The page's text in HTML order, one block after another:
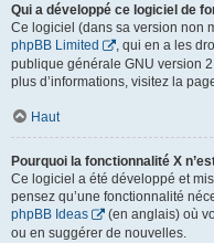
Qui a développé ce logiciel de
Ce logiciel (dans sa version non
phpBB Limited
, qui en a les
publique générale GNU version
plus d’informations, visitez la
Haut
Pourquoi la fonctionnalité X
Ce logiciel a été développé et
pensez qu’une fonctionnalité
phpBB Ideas
(en anglais) où
ou en suggérer de nouvelles.